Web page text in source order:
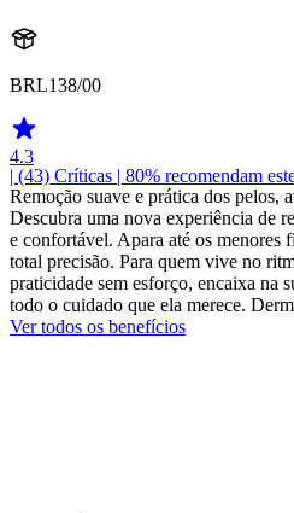
BRL138/00
4.3
| (43) Críticas | 80% recomendam
Remoção suave e prática dos pelos,
Descubra uma nova experiência de
e confortável. Apara até os menores
total precisão. Para quem vive no
praticidade sem esforço, encaixa na
todo o cuidado que ela merece.
Ver todos os benefícios